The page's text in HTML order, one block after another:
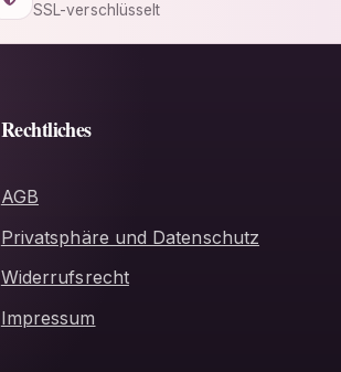
SSL-verschlüsselt
Rechtliches
AGB
Privatsphäre und Datenschutz
Widerrufsrecht
Impressum